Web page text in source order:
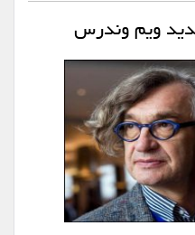
ویم وندرس